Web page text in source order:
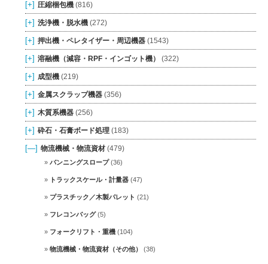
[+] 圧縮梱包機 (816)
[+] 洗浄機・脱水機 (272)
[+] 押出機・ペレタイザー・周辺機器 (1543)
[+] 溶融機（減容・RPF・インゴット機） (322)
[+] 成型機 (219)
[+] 金属スクラップ機器 (356)
[+] 木質系機器 (256)
[+] 砕石・石膏ボード処理 (183)
[—] 物流機械・物流資材 (479)
バンニングスロープ(36)
トラックスケール・計量器 (47)
プラスチック／木製パレット (21)
フレコンバッグ(5)
フォークリフト・重機 (104)
物流機械・物流資材（その他） (38)